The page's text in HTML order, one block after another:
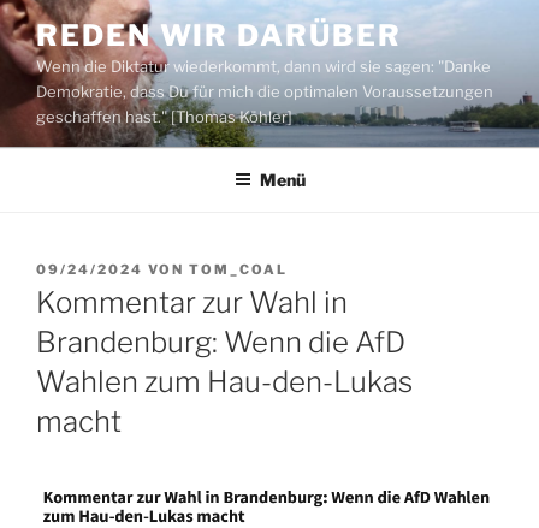
Zum
Inhalt
springen
REDEN WIR DARÜBER
Wenn die Diktatur wiederkommt, dann wird sie sagen: "Danke
Demokratie, dass Du für mich die optimalen Voraussetzungen
geschaffen hast." [Thomas Köhler]
Menü
VERÖFFENTLICHT
AM
09/24/2024 VON TOM_COAL
Kommentar zur Wahl in
Brandenburg: Wenn die AfD
Wahlen zum Hau-den-Lukas
macht